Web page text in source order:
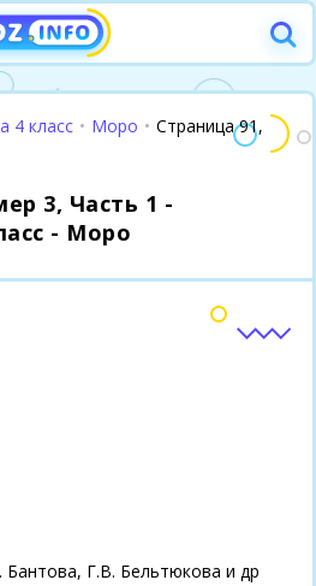
4 класс • Моро • Страница 91,
3, Часть 1 -
- Моро
Г.В. Бельтюкова и др